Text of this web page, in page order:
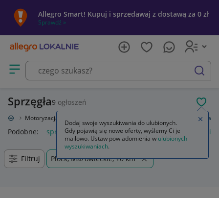
Allegro Smart! Kupuj i sprzedawaj z dostawą za 0 zł
Sprawdź »
Otwórz menu z kategoriami
szukaj
Sprzęgła9 ogłoszeń
Motoryzacja Sprzęgła
Podobne: sprzęgła linka sprzęgła klamka sprzęgła
Filtruj Płock, Mazowieckie, +0 km
Dodaj swoje wyszukiwania do ulubionych.
Gdy pojawią się nowe oferty, wyślemy Ci je
mailowo. Ustaw powiadomienia w ulubionych
wyszukiwaniach.